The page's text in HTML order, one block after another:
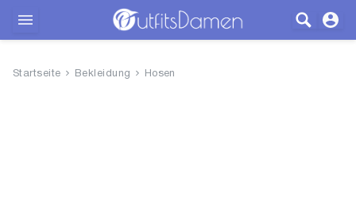
Startseite Bekleidung Hosen